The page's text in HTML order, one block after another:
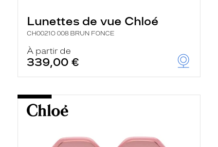
Lunettes de vue Chloé
CH0021O 008 BRUN FONCE
À partir de
339,00 €